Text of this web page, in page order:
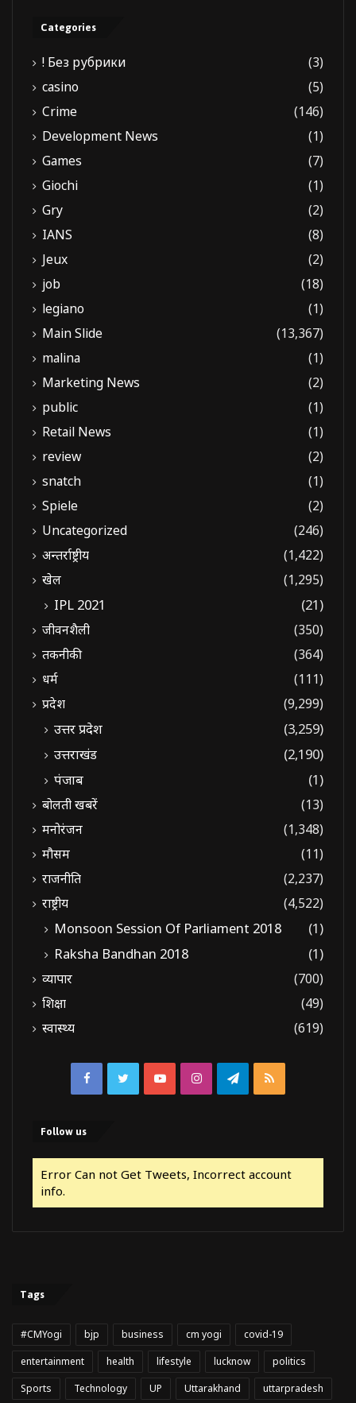
Categories
! Без рубрики
(3)
casino
(5)
Crime
(146)
Development News
(1)
Games
(7)
Giochi
(1)
Gry
(2)
IANS
(8)
Jeux
(2)
job
(18)
legiano
(1)
Main Slide
(13,367)
malina
(1)
Marketing News
(2)
public
(1)
Retail News
(1)
review
(2)
snatch
(1)
Spiele
(2)
Uncategorized
(246)
अन्तर्राष्ट्रीय
(1,422)
खेल
(1,295)
IPL 2021 (21)
जीवनशैली
(350)
तकनीकी
(364)
धर्म
(111)
प्रदेश
(9,299)
उत्तर प्रदेश
(3,259)
उत्तराखंड
(2,190)
पंजाब
(1)
बोलती खबरें
(13)
मनोरंजन
(1,348)
मौसम
(11)
राजनीति
(2,237)
राष्ट्रीय
(4,522)
Monsoon Session Of Parliament 2018
(1)
Raksha Bandhan 2018
(1)
व्यापार
(700)
शिक्षा
(49)
स्वास्थ्य
(619)
FacebookTwitterYouTubeInstagramTelegram
RSS
Follow us
Error Can not Get Tweets, Incorrect account
info.
Tags
#CMYogi bjp business cm yogi
covid-19
entertainment
health lifestyle lucknow
politics
Sports
Technology UP Uttarakhand uttarpradesh